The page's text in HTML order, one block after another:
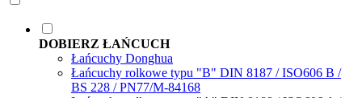
DOBIERZ ŁAŃCUCH
Łańcuchy Donghua
Łańcuchy rolkowe typu "B" DIN 8187 / ISO606 B /
BS 228 / PN77/M-84168